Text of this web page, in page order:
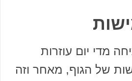
מדי יום עוזרות
של הגוף, מאחר וזה